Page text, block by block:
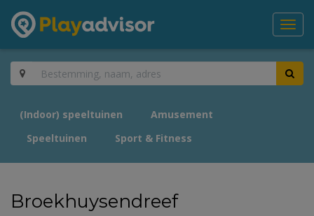
(Indoor) speeltuinen
Amusement
Speeltuinen
Sport & Fitness
Broekhuysendreef